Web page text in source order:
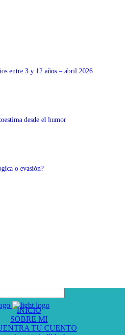
entre 3 y 12 años – abril 2026
desde el humor
o evasión?
INICIO
SOBRE MI
TU CUENTO